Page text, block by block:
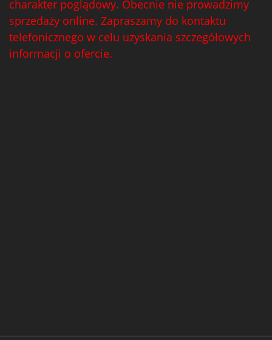
charakter poglądowy. Obecnie nie prowadzimy
sprzedaży online. Zapraszamy do kontaktu
telefonicznego w celu uzyskania szczegółowych
informacji o ofercie.